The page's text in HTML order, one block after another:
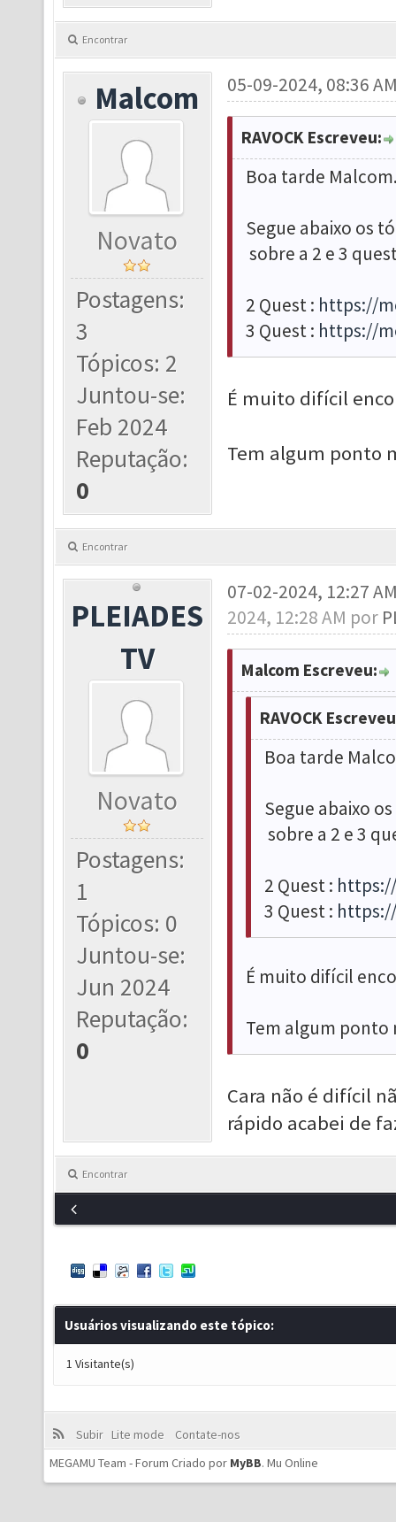
Encontrar
Malcom
Novato
Postagens:
3
Tópicos: 2
Juntou-se:
Feb 2024
Reputação:
0
05-09-2024, 08:36
RAVOCK Escreveu:
Boa tarde
Segue abaixo os
sobre a 2 e 3
2 Quest : https://
3 Quest : https://
É muito difícil
Tem algum ponto
Encontrar
PLEIADES
TV
Novato
Postagens:
1
Tópicos: 0
Juntou-se:
Jun 2024
Reputação:
0
07-02-2024, 12:27
2024, 12:28 AM por
Malcom Escreveu:
RAVOCK
Boa tarde
Segue abaixo
sobre a 2 e 3
2 Quest :
3 Quest :
É muito difícil
Tem algum ponto
Cara não é difícil
rápido acabei de
Encontrar
Usuários visualizando este tópico:
1 Visitante(s)
Subir Lite mode
Contate-nos
MEGAMU Team - Forum Criado por MyBB. Mu Online